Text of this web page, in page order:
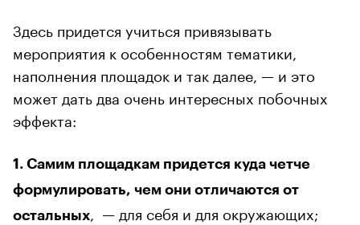
Здесь придется учиться привязывать
мероприятия к особенностям тематики,
наполнения площадок и так далее, — и это
может дать два очень интересных побочных
эффекта:
1. Самим площадкам придется куда четче
формулировать, чем они отличаются от
остальных
, — для себя и для окружающих;